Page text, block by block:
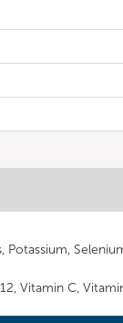
Vitamin C,